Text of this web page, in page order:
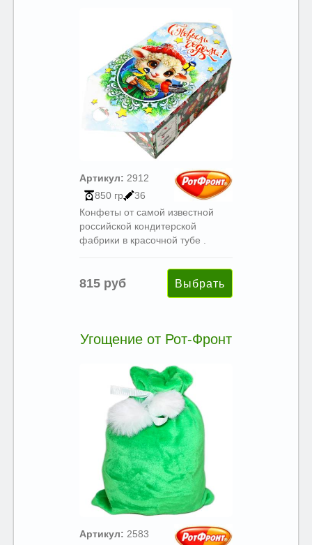
Артикул: 2912
850 гр
36
Конфеты от самой известной
российской кондитерской
фабрики в красочной тубе .
815 руб
Угощение от Рот-Фронт
Артикул: 2583